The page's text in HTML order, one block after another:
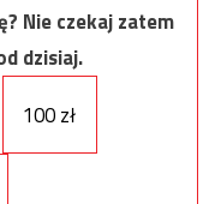
Nie czekaj zatem
dzisiaj.
100 zł